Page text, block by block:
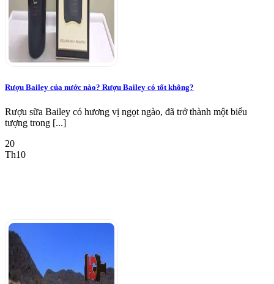
Rượu Bailey của nước nào? Rượu Bailey có tốt không?
Rượu sữa Bailey có hương vị ngọt ngào, đã trở thành một biểu
tượng trong [...]
20
Th10